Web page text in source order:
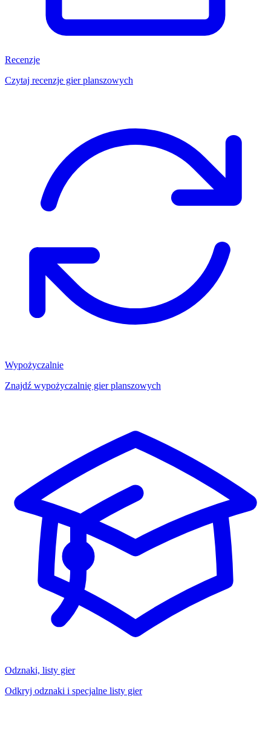
Recenzje
Czytaj recenzje gier planszowych
Wypożyczalnie
Znajdź wypożyczalnię gier planszowych
Odznaki, listy gier
Odkryj odznaki i specjalne listy gier